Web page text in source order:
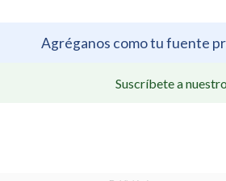
Agréganos como tu fuente
Suscríbete a